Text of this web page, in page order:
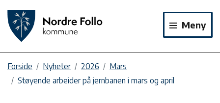
Meny
Forside Nyheter 2026
Mars
Støyende arbeider på jernbanen i mars og april